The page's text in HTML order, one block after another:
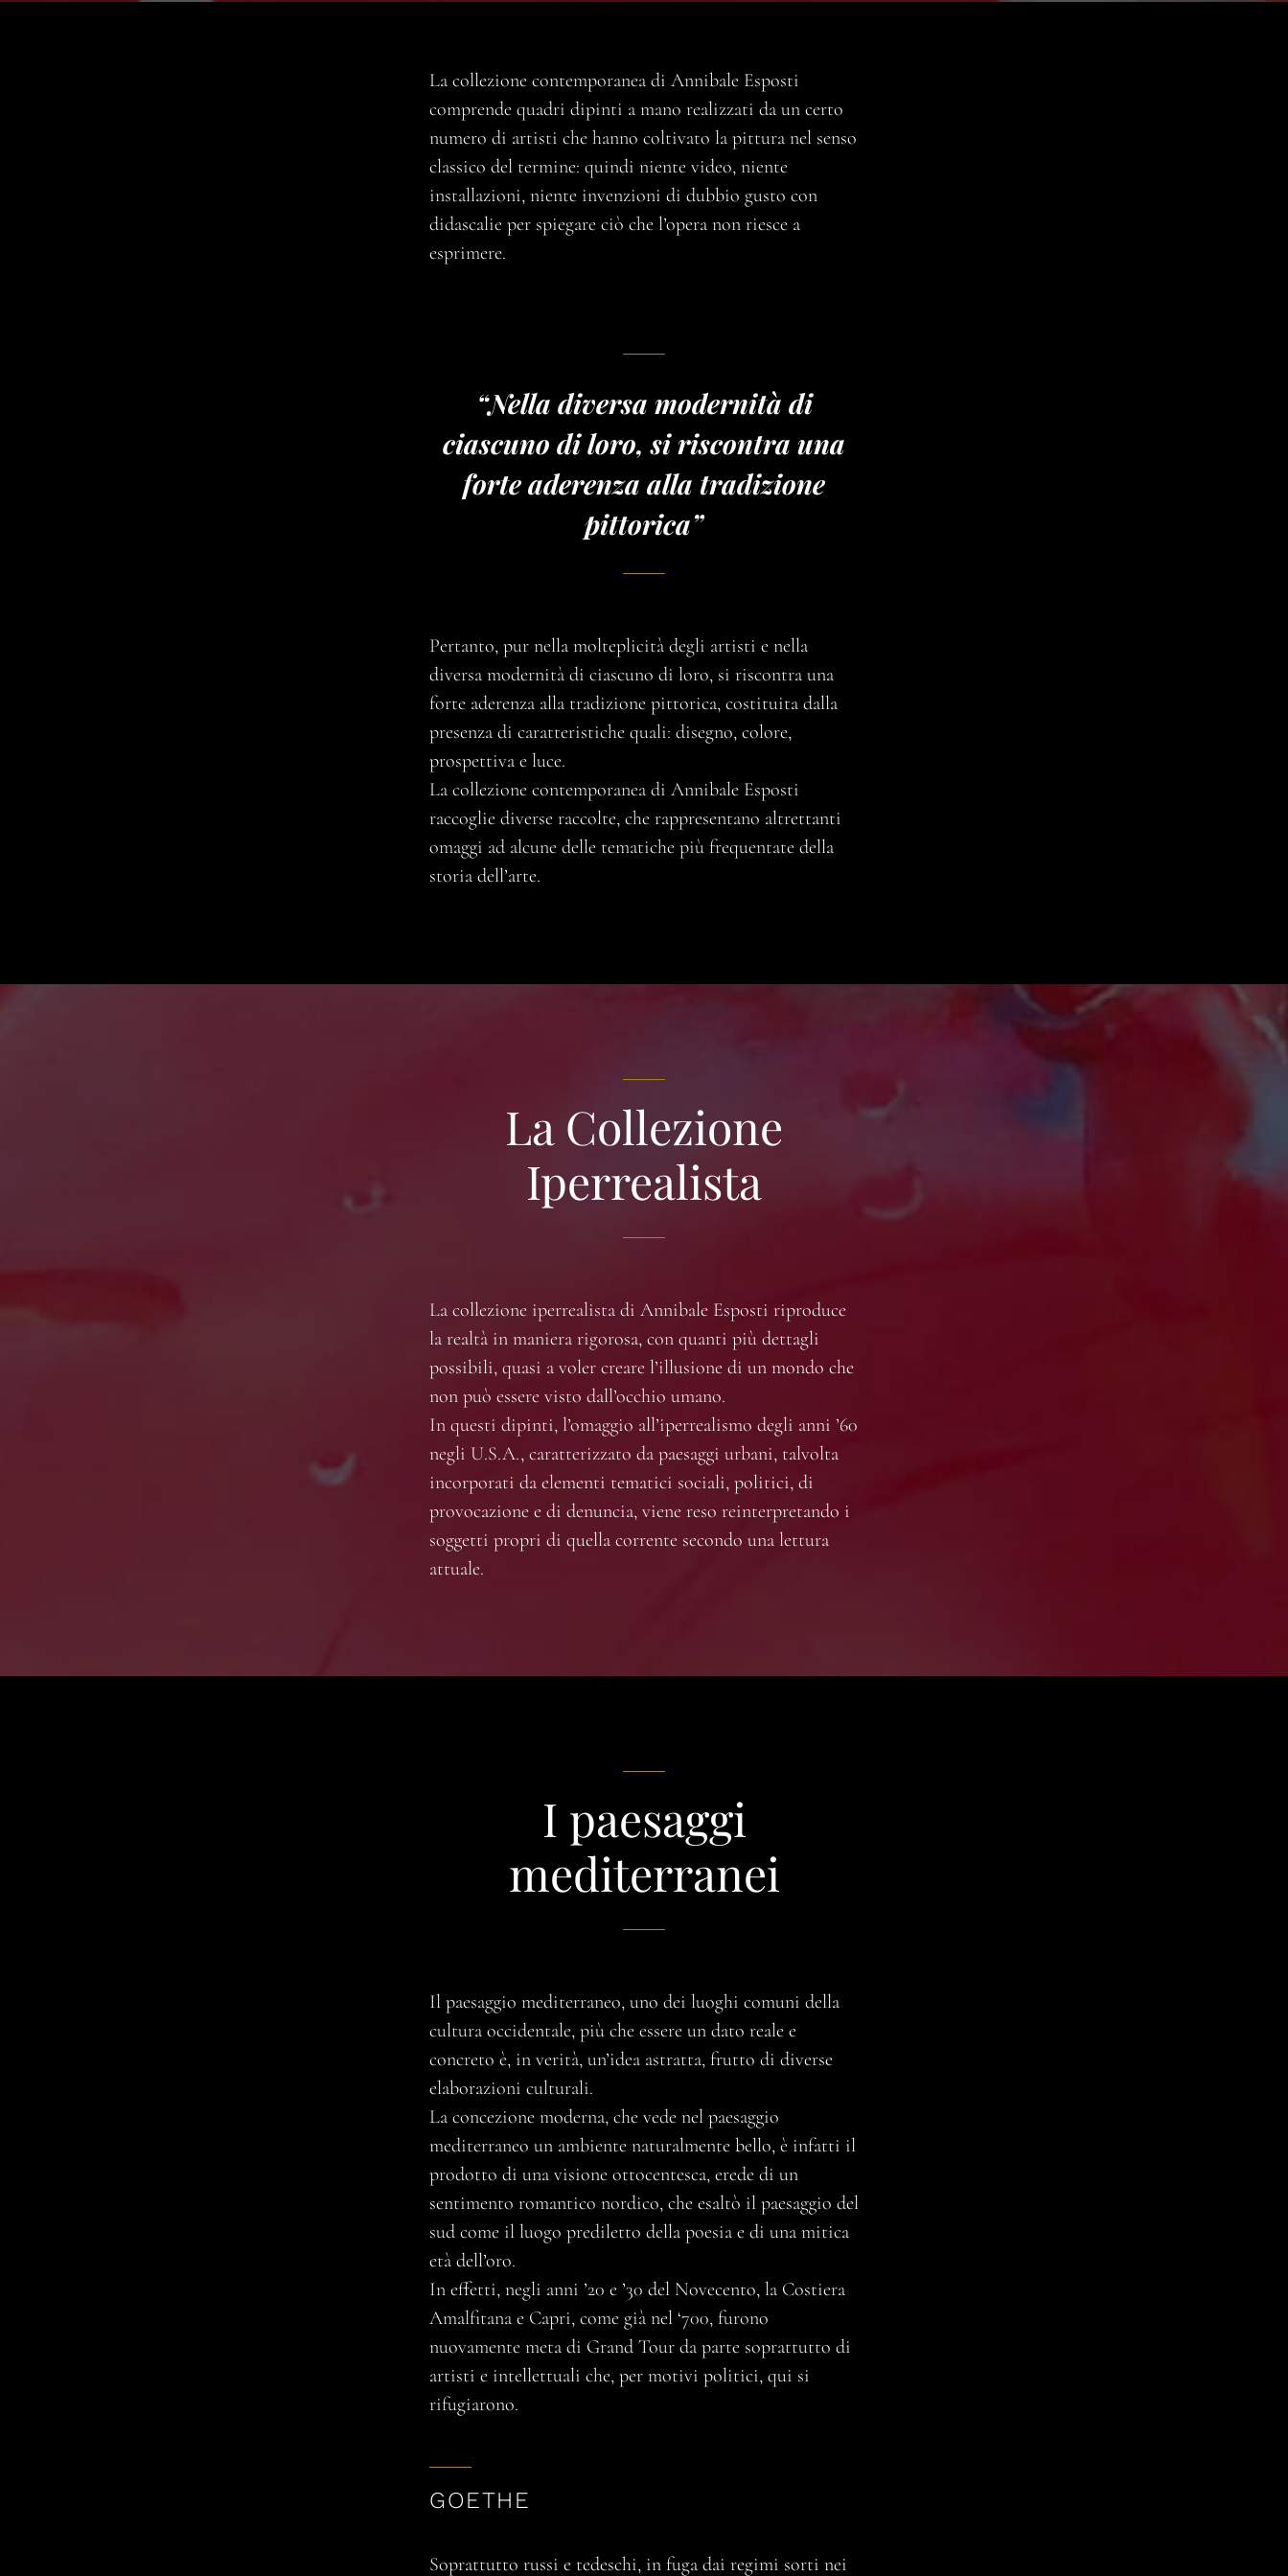
La collezione contemporanea di Annibale Esposti
comprende quadri dipinti a mano realizzati da un certo
numero di artisti che hanno coltivato la pittura nel senso
classico del termine: quindi niente video, niente
installazioni, niente invenzioni di dubbio gusto con
didascalie per spiegare ciò che l’opera non riesce a
esprimere.
“Nella diversa modernità di
ciascuno di loro, si riscontra una
forte aderenza alla tradizione
pittorica”
Pertanto, pur nella molteplicità degli artisti e nella
diversa modernità di ciascuno di loro, si riscontra una
forte aderenza alla tradizione pittorica, costituita dalla
presenza di caratteristiche quali: disegno, colore,
prospettiva e luce.
La collezione contemporanea di Annibale Esposti
raccoglie diverse raccolte, che rappresentano altrettanti
omaggi ad alcune delle tematiche più frequentate della
storia dell’arte.
La Collezione
Iperrealista
La collezione iperrealista di Annibale Esposti riproduce
la realtà in maniera rigorosa, con quanti più dettagli
possibili, quasi a voler creare l’illusione di un mondo che
non può essere visto dall’occhio umano.
In questi dipinti, l’omaggio all’iperrealismo degli anni ’60
negli U.S.A., caratterizzato da paesaggi urbani, talvolta
incorporati da elementi tematici sociali, politici, di
provocazione e di denuncia, viene reso reinterpretando i
soggetti propri di quella corrente secondo una lettura
attuale.
I paesaggi
mediterranei
Il paesaggio mediterraneo, uno dei luoghi comuni della
cultura occidentale, più che essere un dato reale e
concreto è, in verità, un’idea astratta, frutto di diverse
elaborazioni culturali.
La concezione moderna, che vede nel paesaggio
mediterraneo un ambiente naturalmente bello, è infatti il
prodotto di una visione ottocentesca, erede di un
sentimento romantico nordico, che esaltò il paesaggio del
sud come il luogo prediletto della poesia e di una mitica
età dell’oro.
In effetti, negli anni ’20 e ’30 del Novecento, la Costiera
Amalfitana e Capri, come già nel ‘700, furono
nuovamente meta di Grand Tour da parte soprattutto di
artisti e intellettuali che, per motivi politici, qui si
rifugiarono.
GOETHE
Soprattutto russi e tedeschi, in fuga dai regimi sorti nei